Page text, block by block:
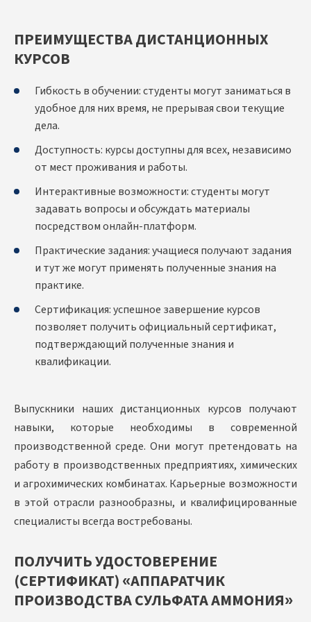
ПРЕИМУЩЕСТВА ДИСТАНЦИОННЫХ
КУРСОВ
Гибкость в обучении: студенты могут заниматься в
удобное для них время, не прерывая свои текущие
дела.
Доступность: курсы доступны для всех, независимо
от мест проживания и работы.
Интерактивные возможности: студенты могут
задавать вопросы и обсуждать материалы
посредством онлайн-платформ.
Практические задания: учащиеся получают задания
и тут же могут применять полученные знания на
практике.
Сертификация: успешное завершение курсов
позволяет получить официальный сертификат,
подтверждающий полученные знания и
квалификации.
Выпускники наших дистанционных курсов получают
навыки, которые необходимы в современной
производственной среде. Они могут претендовать на
работу в производственных предприятиях, химических
и агрохимических комбинатах. Карьерные возможности
в этой отрасли разнообразны, и квалифицированные
специалисты всегда востребованы.
ПОЛУЧИТЬ УДОСТОВЕРЕНИЕ
(СЕРТИФИКАТ) «АППАРАТЧИК
ПРОИЗВОДСТВА СУЛЬФАТА АММОНИЯ»